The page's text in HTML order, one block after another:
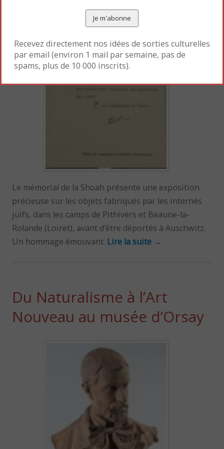
Le mémorial de la Shoah présente une exposition
précieuse sur les objets fabriqués par les internés
juifs, dans les camps de Pithivers et Beaune-la-
Rolande (Loiret), avant d’être déportés à Auschwitz.
Un hommage émouvant. Lire la suite →
Du Naturalisme à l’Art
Nouveau au musée d’Orsay
Recevez directement nos idées de sorties culturelles
par email (environ 1 mail par semaine, pas de
spams, plus de 10 000 inscrits).